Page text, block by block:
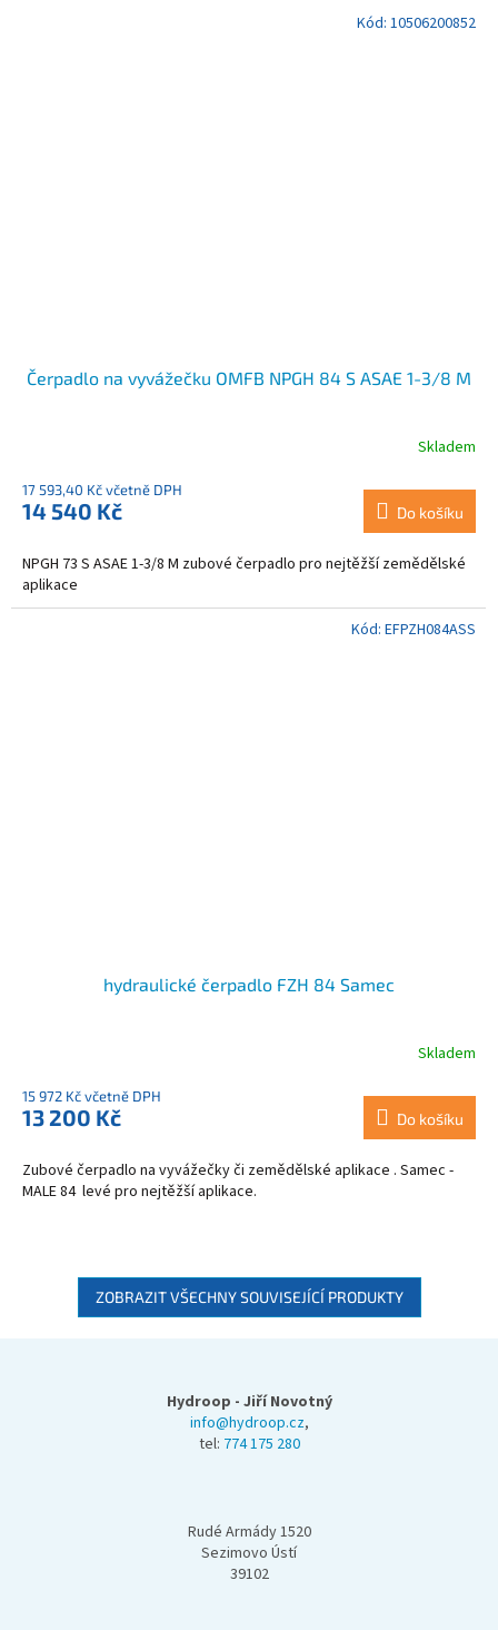
Čerpadlo na vyvážečku OMFB NPGH 84 S ASAE 1-3/8 M
Skladem
17 593,40 Kč včetně DPH
14 540 Kč Do košíku
NPGH 73 S ASAE 1-3/8 M zubové čerpadlo pro nejtěžší zemědělské
aplikace
Kód: 10506200852
hydraulické čerpadlo FZH 84 Samec
Skladem
15 972 Kč včetně DPH
13 200 Kč Do košíku
Zubové čerpadlo na vyvážečky či zemědělské aplikace . Samec -
MALE 84 levé pro nejtěžší aplikace.
Kód: EFPZH084ASS
ZOBRAZIT VŠECHNY SOUVISEJÍCÍ PRODUKTY
Hydroop - Jiří Novotný
info@hydroop.cz,
tel: 774 175 280
Rudé Armády 1520
Sezimovo Ústí
39102